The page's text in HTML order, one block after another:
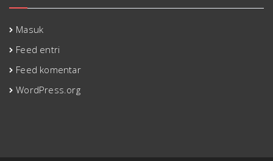
Masuk
Feed entri
Feed komentar
WordPress.org